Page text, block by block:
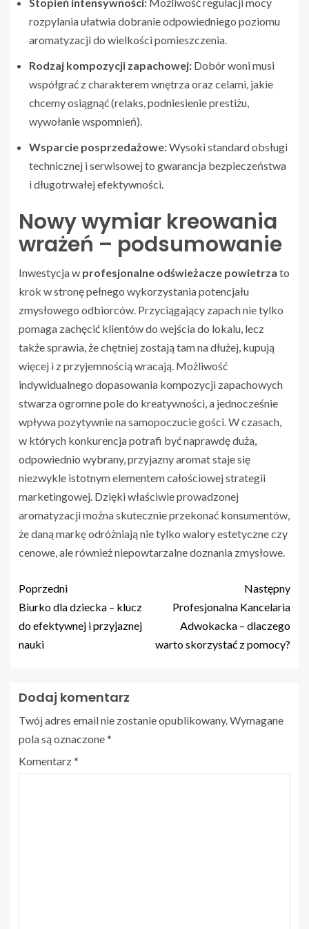
rozpylania ułatwia dobranie odpowiedniego poziomu
aromatyzacji do wielkości pomieszczenia.
Rodzaj kompozycji zapachowej: Dobór woni musi
współgrać z charakterem wnętrza oraz celami, jakie
chcemy osiągnąć (relaks, podniesienie prestiżu,
wywołanie wspomnień).
Wsparcie posprzedażowe:Wysoki standard obsługi
technicznej i serwisowej to gwarancja bezpieczeństwa
i długotrwałej efektywności.
Nowy wymiar kreowania
wrażeń – podsumowanie
Inwestycja w profesjonalne odświeżacze powietrza to
krok w stronę pełnego wykorzystania potencjału
zmysłowego odbiorców. Przyciągający zapach nie tylko
pomaga zachęcić klientów do wejścia do lokalu, lecz
także sprawia, że chętniej zostają tam na dłużej, kupują
więcej i z przyjemnością wracają. Możliwość
indywidualnego dopasowania kompozycji zapachowych
stwarza ogromne pole do kreatywności, a jednocześnie
wpływa pozytywnie na samopoczucie gości. W czasach,
w których konkurencja potrafi być naprawdę duża,
odpowiednio wybrany, przyjazny aromat staje się
niezwykle istotnym elementem całościowej strategii
marketingowej. Dzięki właściwie prowadzonej
aromatyzacji można skutecznie przekonać konsumentów,
że daną markę odróżniają nie tylko walory estetyczne czy
cenowe, ale również niepowtarzalne doznania zmysłowe.
Poprzedni
Biurko dla dziecka – klucz
do efektywnej i przyjaznej
nauki
Następny
Profesjonalna Kancelaria
Adwokacka – dlaczego
warto skorzystać z pomocy?
Dodaj komentarz
Twój adres email nie zostanie opublikowany.Wymagane
pola są oznaczone*
Komentarz*